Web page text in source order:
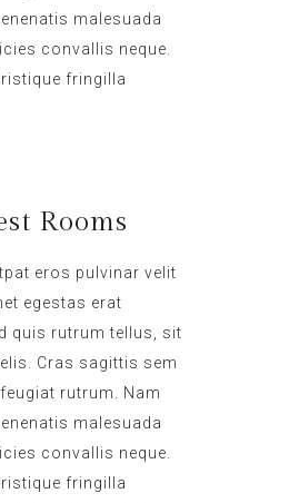
malesuada
convallis neque.
fringilla
Rooms
eros pulvinar velit
egestas erat
quis rutrum tellus, sit
Cras sagittis sem
rutrum. Nam
malesuada
convallis neque.
fringilla